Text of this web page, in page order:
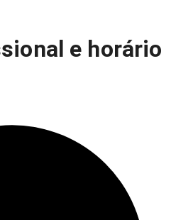
e horário